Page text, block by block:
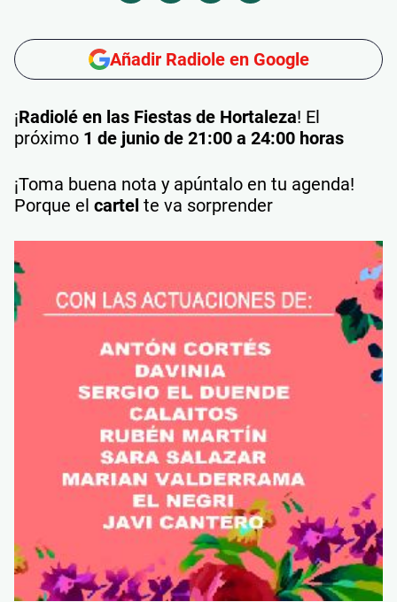
Añadir Radiole en Google
¡Radiolé en las Fiestas de Hortaleza! El
próximo 1 de junio de 21:00 a 24:00 horas
¡Toma buena nota y apúntalo en tu agenda!
Porque el cartel te va sorprender